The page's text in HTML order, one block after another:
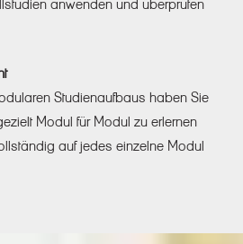
Studienaufbaus haben Sie
Modul für Modul zu erlernen
auf jedes einzelne Modul